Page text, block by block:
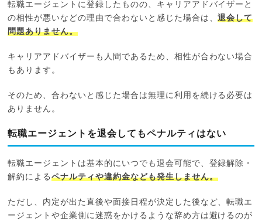
転職エージェントに登録したものの、キャリアアドバイザーと
の相性が悪いなどの理由で合わないと感じた場合は、退会して
問題ありません。
キャリアアドバイザーも人間であるため、相性が合わない場合
もあります。
そのため、合わないと感じた場合は無理に利用を続ける必要は
ありません。
転職エージェントを退会してもペナルティはない
転職エージェントは基本的にいつでも退会可能で、登録解除・
解約によるペナルティや違約金なども発生しません。
ただし、内定が出た直後や面接日程が決定した後など、転職エ
ージェントや企業側に迷惑をかけるような辞め方は避けるのが